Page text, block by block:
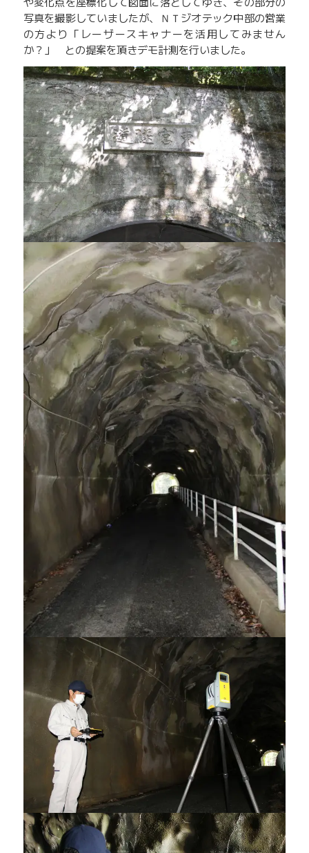
写真を撮影していましたが、ＮＴジオテック中部の営業
の方より「レーザースキャナーを活用してみません
か？」 との提案を頂きデモ計測を行いました。